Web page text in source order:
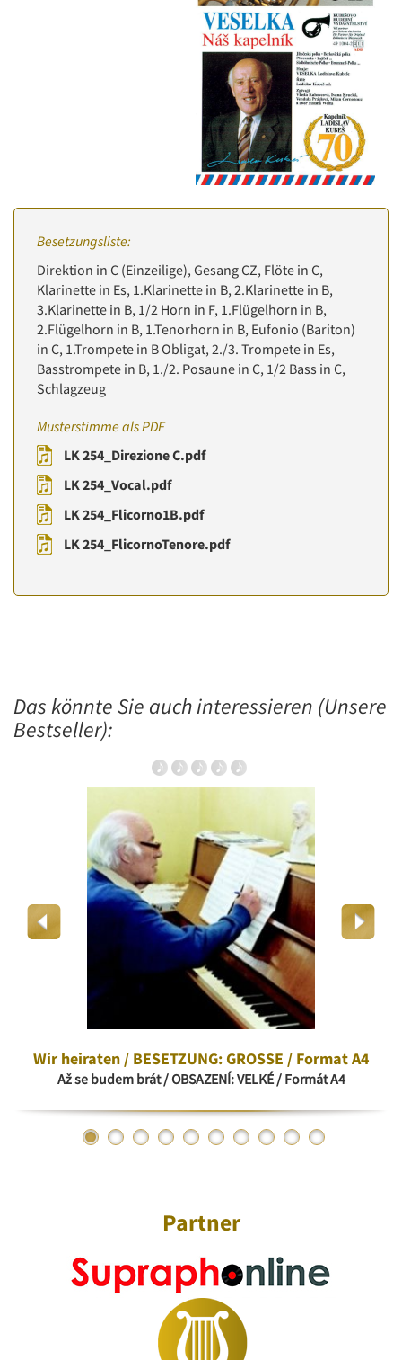
Besetzungsliste:
Direktion in C (Einzeilige), Gesang CZ, Flöte in C,
Klarinette in Es, 1.Klarinette in B, 2.Klarinette in B,
3.Klarinette in B, 1/2 Horn in F, 1.Flügelhorn in B,
2.Flügelhorn in B, 1.Tenorhorn in B, Eufonio (Bariton)
in C, 1.Trompete in B Obligat, 2./3. Trompete in Es,
Basstrompete in B, 1./2. Posaune in C, 1/2 Bass in C,
Schlagzeug
Musterstimme als PDF
LK 254_Direzione C.pdf
LK 254_Vocal.pdf
LK 254_Flicorno1B.pdf
LK 254_FlicornoTenore.pdf
Das könnte Sie auch interessieren (Unsere
Bestseller):
Wir heiraten / BESETZUNG: GROSSE / Format A4
Až se budem brát / OBSAZENÍ: VELKÉ / Formát A4
Partner